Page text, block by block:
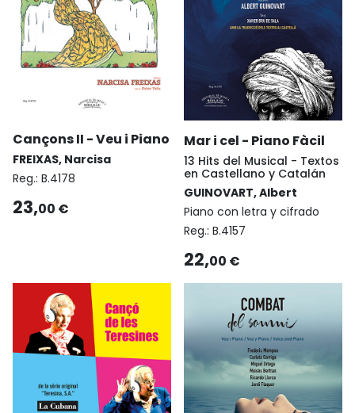
Cançons II - Veu i Piano
FREIXAS, Narcisa
Reg.: B.4178
23,00 €
Mar i cel - Piano Fàcil
13 Hits del Musical - Textos
en Castellano y Catalán
GUINOVART, Albert
Piano con letra y cifrado
Reg.: B.4157
22,00 €